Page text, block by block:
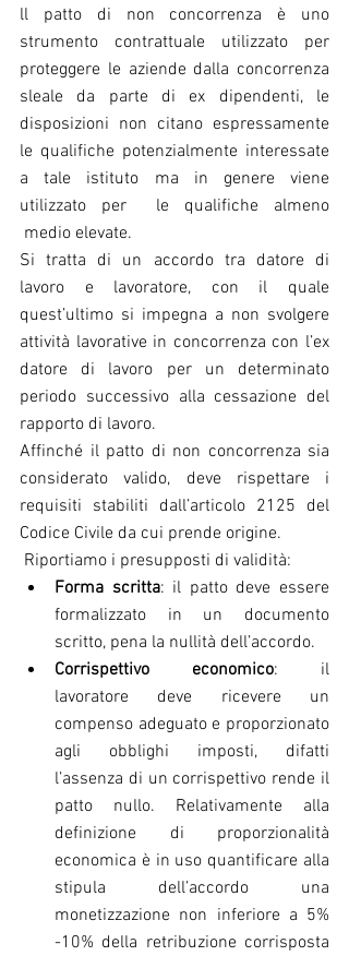
ll patto di non concorrenza è uno
strumento contrattuale utilizzato per
proteggere le aziende dalla concorrenza
sleale da parte di ex dipendenti, le
disposizioni non citano espressamente
le qualifiche potenzialmente interessate
a tale istituto ma in genere viene
utilizzato per  le qualifiche almeno
medio elevate.
Si tratta di un accordo tra datore di
lavoro e lavoratore, con il quale
quest’ultimo si impegna a non svolgere
attività lavorative in concorrenza con l’ex
datore di lavoro per un determinato
periodo successivo alla cessazione del
rapporto di lavoro.
Affinché il patto di non concorrenza sia
considerato valido, deve rispettare i
requisiti stabiliti dall’articolo 2125 del
Codice Civile da cui prende origine.
Riportiamo i presupposti di validità:
Forma scritta: il patto deve essere
formalizzato in un documento
scritto, pena la nullità dell’accordo.
Corrispettivo economico: il
lavoratore deve ricevere un
compenso adeguato e proporzionato
agli obblighi imposti, difatti
l’assenza di un corrispettivo rende il
patto nullo. Relativamente alla
definizione di proporzionalità
economica è in uso quantificare alla
stipula dell’accordo una
monetizzazione non inferiore a 5%
-10% della retribuzione corrisposta